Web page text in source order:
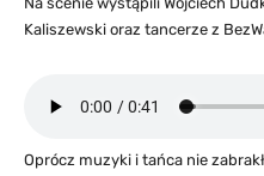
Kaliszewski oraz tancerze z
Oprócz muzyki i tańca nie